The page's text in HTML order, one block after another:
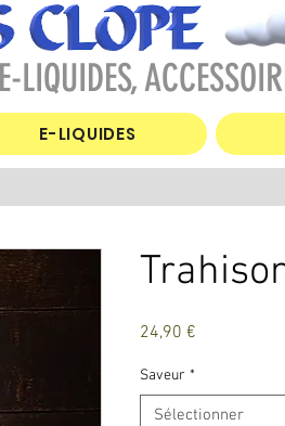
LIQUIDES,
E-LIQUIDES
24,90 €
Saveur *
Sélectionner